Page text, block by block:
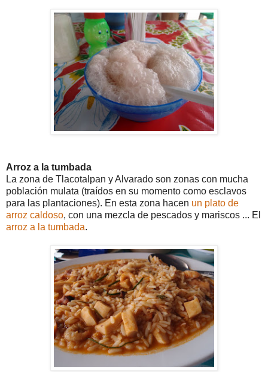
Arroz a la tumbada
La zona de Tlacotalpan y Alvarado son zonas con mucha
población mulata (traídos en su momento como esclavos
para las plantaciones). En esta zona hacen un plato de
arroz caldoso, con una mezcla de pescados y mariscos ... El
arroz a la tumbada.